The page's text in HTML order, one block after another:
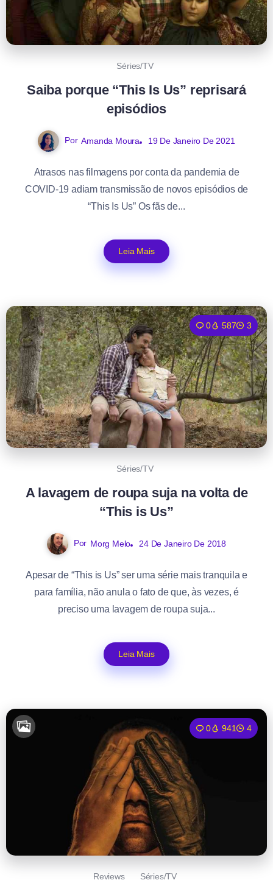
Séries/TV
Saiba porque “This Is Us” reprisará
episódios
Por Amanda Moura 19 De Janeiro De 2021
Atrasos nas filmagens por conta da pandemia de
COVID-19 adiam transmissão de novos episódios de
“This Is Us” Os fãs de...
Leia Mais
0 587 3
Séries/TV
A lavagem de roupa suja na volta de
“This is Us”
Por Morg Melo 24 De Janeiro De 2018
Apesar de “This is Us” ser uma série mais tranquila e
para família, não anula o fato de que, às vezes, é
preciso uma lavagem de roupa suja...
Leia Mais
0 941 4
Reviews Séries/TV